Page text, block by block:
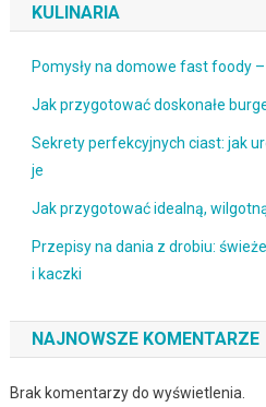
KULINARIA
Pomysły na domowe fast foody
Jak przygotować doskonałe
Sekrety perfekcyjnych ciast: jak
je
Jak przygotować idealną,
Przepisy na dania z drobiu:
i kaczki
NAJNOWSZE KOMENTARZE
Brak komentarzy do wyświetlenia.